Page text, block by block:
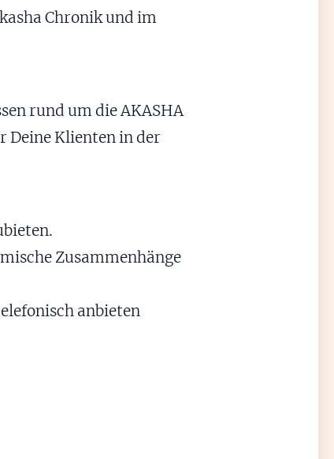
Chronik und im
rund um die AKASHA
Deine Klienten in der
Zusammenhänge
anbieten